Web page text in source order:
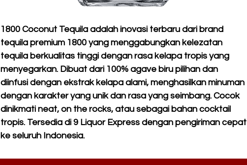
1800 Coconut Tequila adalah inovasi terbaru dari brand
tequila premium 1800 yang menggabungkan kelezatan
tequila berkualitas tinggi dengan rasa kelapa tropis yang
menyegarkan. Dibuat dari 100% agave biru pilihan dan
diinfusi dengan ekstrak kelapa alami, menghasilkan minuman
dengan karakter yang unik dan rasa yang seimbang. Cocok
dinikmati neat, on the rocks, atau sebagai bahan cocktail
tropis. Tersedia di 9 Liquor Express dengan pengiriman cepat
ke seluruh Indonesia.